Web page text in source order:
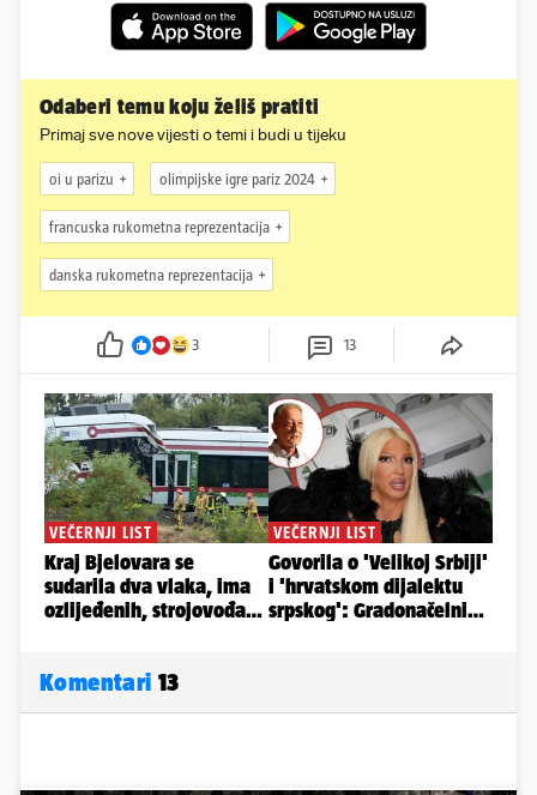
Odaberi temu koju želiš pratiti
Primaj sve nove vijesti o temi i budi u tijeku
oi u parizu olimpijske igre pariz 2024
francuska rukometna reprezentacija
danska rukometna reprezentacija
3 13
Komentari 13